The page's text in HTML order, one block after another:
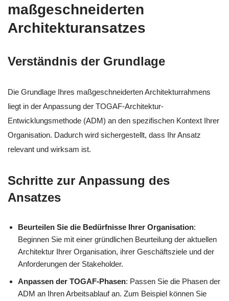
maßgeschneiderten
Architekturansatzes
Verständnis der Grundlage
Die Grundlage Ihres maßgeschneiderten Architekturrahmens
liegt in der Anpassung der TOGAF-Architektur-
Entwicklungsmethode (ADM) an den spezifischen Kontext Ihrer
Organisation. Dadurch wird sichergestellt, dass Ihr Ansatz
relevant und wirksam ist.
Schritte zur Anpassung des
Ansatzes
Beurteilen Sie die Bedürfnisse Ihrer Organisation:
Beginnen Sie mit einer gründlichen Beurteilung der aktuellen
Architektur Ihrer Organisation, ihrer Geschäftsziele und der
Anforderungen der Stakeholder.
Anpassen der TOGAF-Phasen: Passen Sie die Phasen der
ADM an Ihren Arbeitsablauf an. Zum Beispiel können Sie